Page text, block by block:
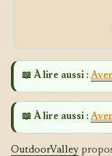
📖 À lire aussi :
📖 À lire aussi :
OutdoorValley